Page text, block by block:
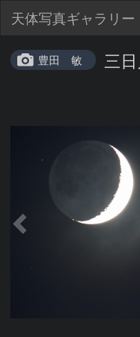
天体写真ギャラリー
豊田 敏 三